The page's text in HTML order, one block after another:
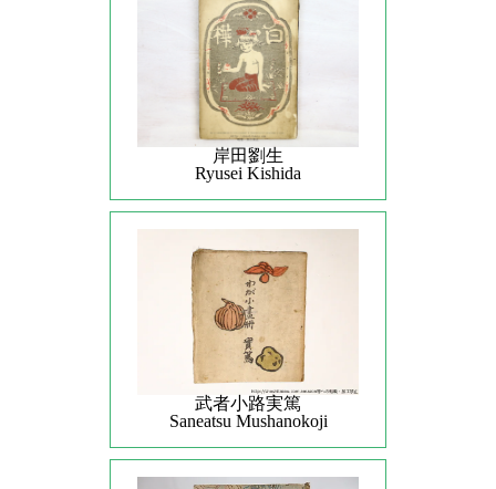
岸田劉生
Ryusei Kishida
武者小路実篤
Saneatsu Mushanokoji